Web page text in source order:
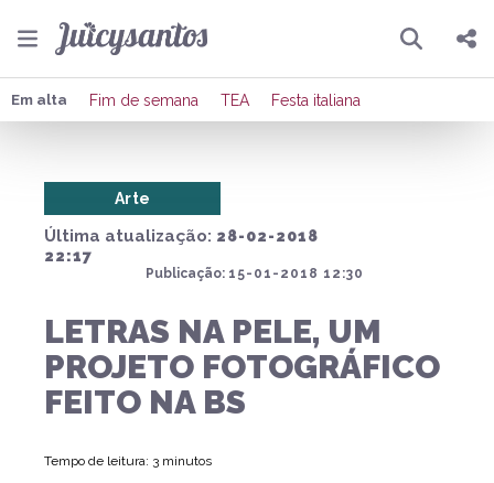
Pesquisar
Compartilhar
Em alta Fim de semana TEA Festa italiana
Última atualização: 28-02-2018
22:17
Publicação: 15-01-2018 12:30
Arte
LETRAS NA PELE, UM
PROJETO FOTOGRÁFICO
FEITO NA BS
Tempo de leitura: 3 minutos